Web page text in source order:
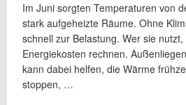
Im Juni sorgten Temperaturen von
stark aufgeheizte Räume. Ohne
schnell zur Belastung. Wer sie
Energiekosten rechnen.
kann dabei helfen, die Wärme
stoppen, …